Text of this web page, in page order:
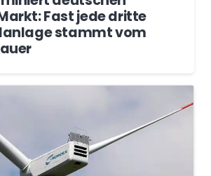
Fast jede dritte
stammt vom